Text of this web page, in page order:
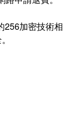
256加密技術相